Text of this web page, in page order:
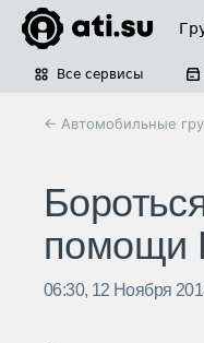
Все сервисы
← Автомобильные
помощи
06:30, 12 Ноября